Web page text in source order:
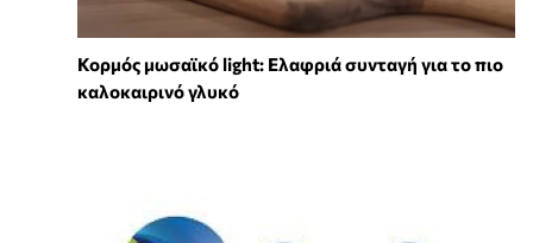
Κορμός μωσαϊκό light: Ελαφριά συνταγή για το πιο
καλοκαιρινό γλυκό